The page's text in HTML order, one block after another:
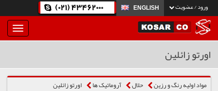
ورود / عضویت ENGLISH
(021) 43462000
بار
و
اورتو زائلین
مواد اولیه رنگ و رزین حلال آروماتیک ها اورتو زائلین